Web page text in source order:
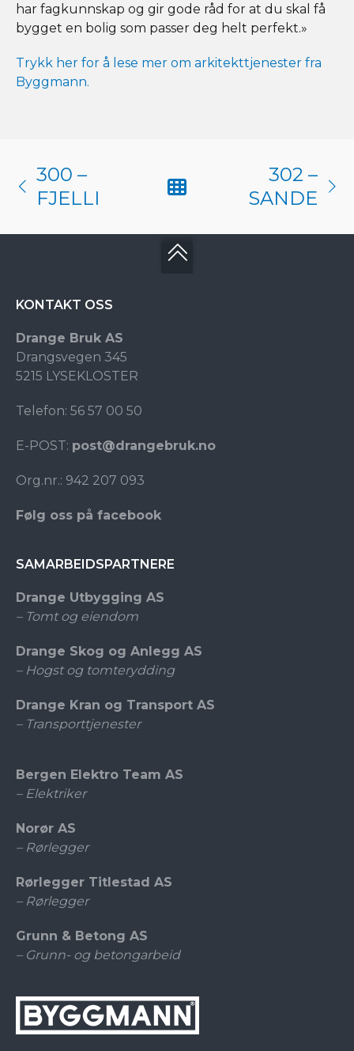
har fagkunnskap og gir gode råd for at du skal få
bygget en bolig som passer deg helt perfekt.»
Trykk her for å lese mer om arkitekttjenester fra
Byggmann.
300 –
FJELLI
302 –
SANDE
KONTAKT OSS
Drange Bruk AS
Drangsvegen 345
5215 LYSEKLOSTER
Telefon: 56 57 00 50
E-POST: post@drangebruk.no
Org.nr.: 942 207 093
Følg oss på facebook
SAMARBEIDSPARTNERE
Drange Utbygging AS
– Tomt og eiendom
Drange Skog og Anlegg AS
– Hogst og tomterydding
Drange Kran og Transport AS
– Transporttjenester
Bergen Elektro Team AS
– Elektriker
Norør AS
– Rørlegger
Rørlegger Titlestad AS
– Rørlegger
Grunn & Betong AS
– Grunn- og betongarbeid